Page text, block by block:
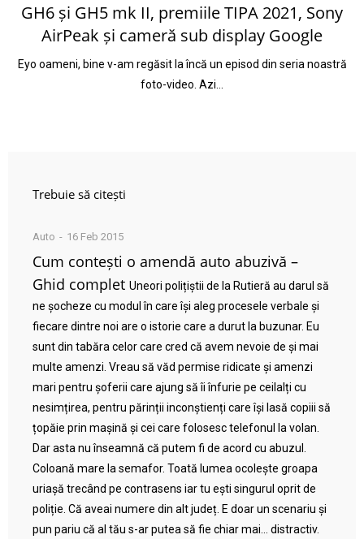
GH6 și GH5 mk II, premiile TIPA 2021, Sony
AirPeak și cameră sub display Google
Eyo oameni, bine v-am regăsit la încă un episod din seria noastră
foto-video. Azi…
Trebuie să citești
Auto 16 Feb 2015
Cum contești o amendă auto abuzivă –
Ghid complet Uneori polițiștii de la Rutieră au darul să
ne șocheze cu modul în care își aleg procesele verbale și
fiecare dintre noi are o istorie care a durut la buzunar. Eu
sunt din tabăra celor care cred că avem nevoie de și mai
multe amenzi. Vreau să văd permise ridicate și amenzi
mari pentru șoferii care ajung să îi înfurie pe ceilalți cu
nesimțirea, pentru părinții inconștienți care își lasă copiii să
țopăie prin mașină și cei care folosesc telefonul la volan.
Dar asta nu înseamnă că putem fi de acord cu abuzul.
Coloană mare la semafor. Toată lumea ocolește groapa
uriașă trecând pe contrasens iar tu ești singurul oprit de
poliție. Că aveai numere din alt județ. E doar un scenariu și
pun pariu că al tău s-ar putea să fie chiar mai… distractiv.